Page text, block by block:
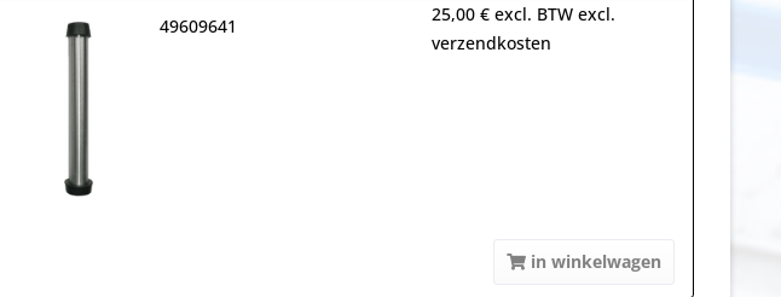
49609641
25,00 € excl. BTW excl.
verzendkosten
in winkelwagen